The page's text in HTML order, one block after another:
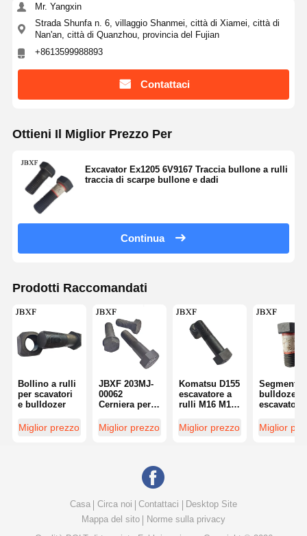
Mr. Yangxin
Strada Shunfa n. 6, villaggio Shanmei, città di Xiamei, città di
Nan'an, città di Quanzhou, provincia del Fujian
+8613599988893
Contattaci
Ottieni Il Miglior Prezzo Per
Excavator Ex1205 6V9167 Traccia bullone a rulli
traccia di scarpe bullone e dadi
Continua
Prodotti Raccomandati
Bollino a rulli
per scavatori
e bulldozer
Miglior prezzo
JBXF 203MJ-
00062
Cerniera per
SHANTUI
SD16 SD22
Miglior prezzo
Komatsu D155
escavatore a
rulli M16 M18
carrello JBXF
Miglior prezzo
Segmento
bulldozer
escavatori
per carrelli
neri 42Mn2
Miglior
Casa Circa noi Contattaci
Desktop Site
Mappa del sito
Norme sulla privacy